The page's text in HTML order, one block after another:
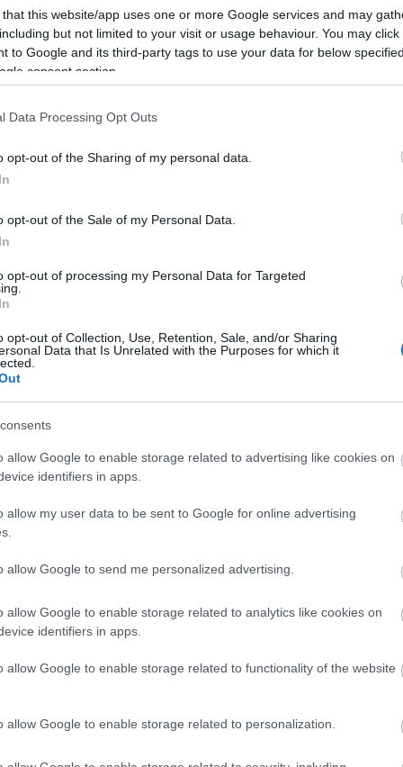
that this website/app uses one or more Google services and may
but not limited to your visit or usage behaviour. You may
to Google and its third-party tags to use your data for below
consent section.
Data Processing Opt Outs
opt-out of the Sharing of my personal data.
opt-out of the Sale of my Personal Data.
opt-out of processing my Personal Data for Targeted
opt-out of Collection, Use, Retention, Sale, and/or Sharing
Data that Is Unrelated with the Purposes for which it
allow Google to enable storage related to advertising like cookies on
identifiers in apps.
allow my user data to be sent to Google for online advertising
allow Google to send me personalized advertising.
allow Google to enable storage related to analytics like cookies on
identifiers in apps.
allow Google to enable storage related to functionality of the website
allow Google to enable storage related to personalization.
de mireasa.Astfel, daca esti din provincie,
ca rochia de mireasa sa ajunga in cel mai
gata pentru a fi purtata! Iar daca esti din
cu ultimile detalii puse la punct, gata sa
mireasa si multitudinea de materiale.
din materiale diferite si cu aplicatii
sa-ti gasesti mai repede decat ai
apartin renumitei case de moda americane
din toate modelele prezente pe
specificate sunt cele pentru inchirierea
si la